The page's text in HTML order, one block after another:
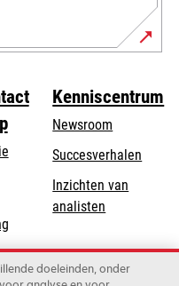
opens
in
a
Kenniscentrum
Newsroom
Succesverhalen
Inzichten van
analisten
doeleinden, onder